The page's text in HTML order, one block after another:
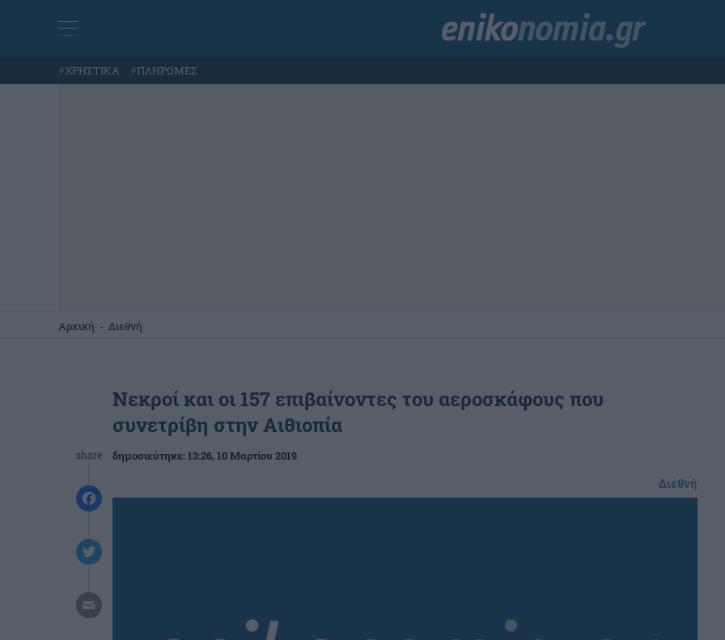
#ΧΡΗΣΤΙΚΑ #ΠΛΗΡΩΜΕΣ
Αρχική - Διεθνή
share
Νεκροί και οι 157 επιβαίνοντες του αεροσκάφους που
συνετρίβη στην Αιθιοπία
δημοσιεύτηκε:13:26, 10 Μαρτίου 2019
Διεθνή